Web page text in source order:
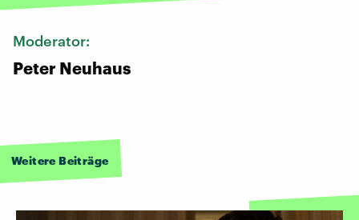
Moderator:
Peter Neuhaus
Weitere Beiträge